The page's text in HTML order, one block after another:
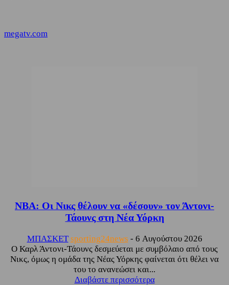
megatv.com
NBA: Οι Νικς θέλουν να «δέσουν» τον Άντονι-
Τάουνς στη Νέα Υόρκη
ΜΠΑΣΚΕΤ sporting24news - 6 Αυγούστου 2026
Ο Καρλ Άντονι-Τάουνς δεσμεύεται με συμβόλαιο από τους
Νικς, όμως η ομάδα της Νέας Υόρκης φαίνεται ότι θέλει να
του το ανανεώσει και...
Διαβάστε περισσότερα